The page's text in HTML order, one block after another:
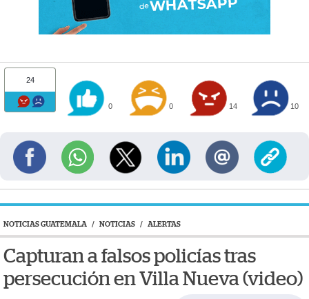
24
0 0 14 10
NOTICIAS GUATEMALA / NOTICIAS / ALERTAS
Capturan a falsos policías tras
persecución en Villa Nueva (video)